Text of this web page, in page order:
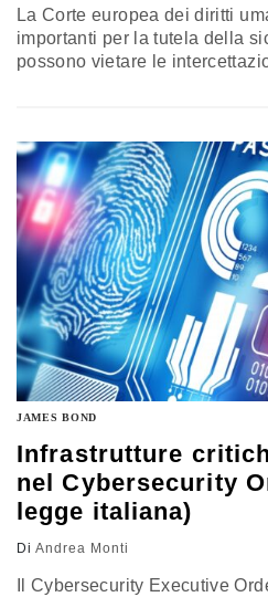
La Corte europea dei diritti
importanti per la tutela della
possono vietare le
JAMES BOND
Infrastrutture
nel Cybersecurity
legge italiana)
Di Andrea Monti
Il Cybersecurity Executive